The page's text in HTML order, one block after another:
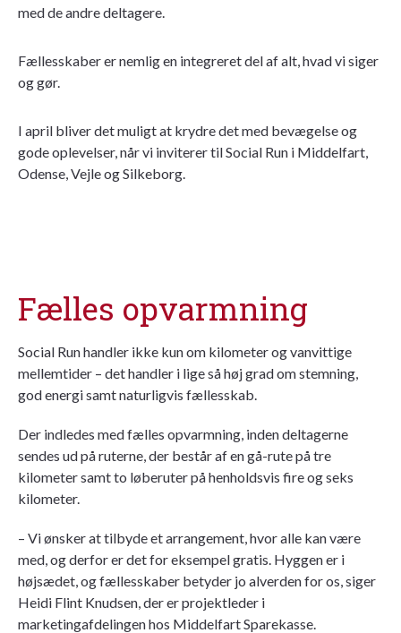
med de andre deltagere.
Fællesskaber er nemlig en integreret del af alt, hvad vi siger
og gør.
I april bliver det muligt at krydre det med bevægelse og
gode oplevelser, når vi inviterer til Social Run i Middelfart,
Odense, Vejle og Silkeborg.
Fælles opvarmning
Social Run handler ikke kun om kilometer og vanvittige
mellemtider – det handler i lige så høj grad om stemning,
god energi samt naturligvis fællesskab.
Der indledes med fælles opvarmning, inden deltagerne
sendes ud på ruterne, der består af en gå-rute på tre
kilometer samt to løberuter på henholdsvis fire og seks
kilometer.
– Vi ønsker at tilbyde et arrangement, hvor alle kan være
med, og derfor er det for eksempel gratis. Hyggen er i
højsædet, og fællesskaber betyder jo alverden for os, siger
Heidi Flint Knudsen, der er projektleder i
marketingafdelingen hos Middelfart Sparekasse.